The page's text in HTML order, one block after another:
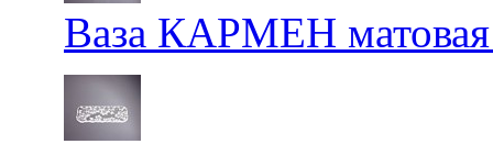
Ваза КАРМЕН матовая